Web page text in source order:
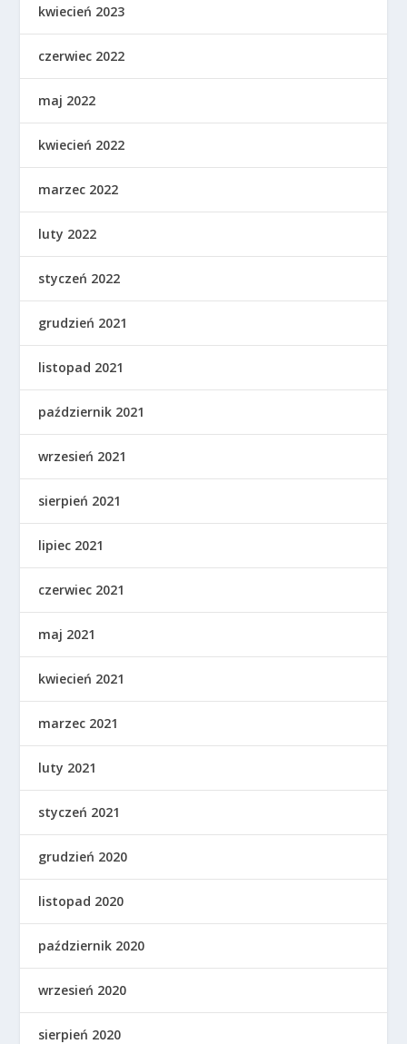
kwiecień 2023
czerwiec 2022
maj 2022
kwiecień 2022
marzec 2022
luty 2022
styczeń 2022
grudzień 2021
listopad 2021
październik 2021
wrzesień 2021
sierpień 2021
lipiec 2021
czerwiec 2021
maj 2021
kwiecień 2021
marzec 2021
luty 2021
styczeń 2021
grudzień 2020
listopad 2020
październik 2020
wrzesień 2020
sierpień 2020